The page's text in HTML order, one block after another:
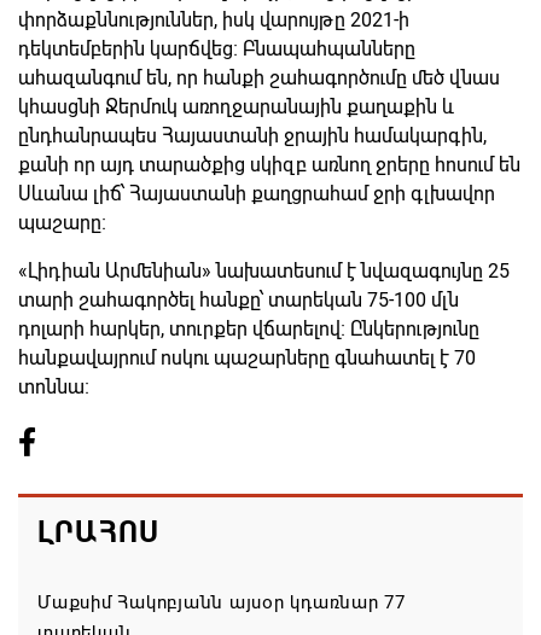
փորձաքննություններ, իսկ վարույթը 2021-ի
դեկտեմբերին կարճվեց։ Բնապահպանները
ահազանգում են, որ հանքի շահագործումը մեծ վնաս
կհասցնի Ջերմուկ առողջարանային քաղաքին և
ընդհանրապես Հայաստանի ջրային համակարգին,
քանի որ այդ տարածքից սկիզբ առնող ջրերը հոսում են
Սևանա լիճ՝ Հայաստանի քաղցրահամ ջրի գլխավոր
պաշարը։
«Լիդիան Արմենիան» նախատեսում է նվազագույնը 25
տարի շահագործել հանքը՝ տարեկան 75-100 մլն
դոլարի հարկեր, տուրքեր վճարելով։ Ընկերությունը
հանքավայրում ոսկու պաշարները գնահատել է 70
տոննա։
ԼՐԱՀՈՍ
Մաքսիմ Հակոբյանն այսօր կդառնար 77